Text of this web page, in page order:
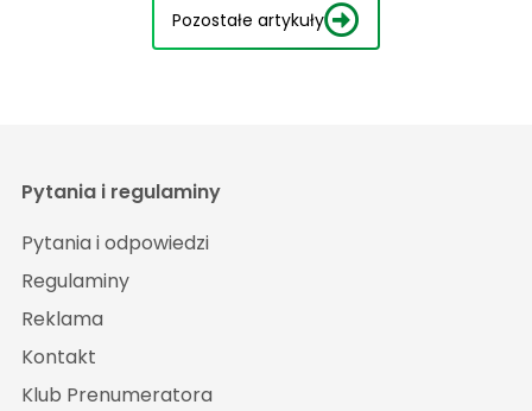
Pozostałe artykuły
Pytania i regulaminy
Pytania i odpowiedzi
Regulaminy
Reklama
Kontakt
Klub Prenumeratora